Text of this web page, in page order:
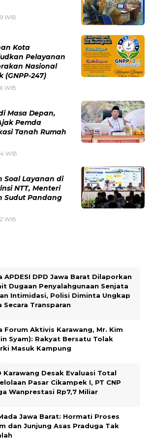
WIB
Kota
Pelayanan
Nasional
(GNPP-247)
WIB
Masa Depan,
Pemda
Tanah Rumah
WIB
Soal Layanan di
NTT, Menteri
Sudut Pandang
WIB
APDESI DPD Jawa Barat Dilaporkan
Dugaan Penyalahgunaan Senjata
Intimidasi, Polisi Diminta Ungkap
Secara Transparan
Forum Aktivis Karawang, Mr. Kim
Syam): Rakyat Bersatu Tolak
Masuk Kampung
Karawang Desak Evaluasi Total
Pasar Cikampek I, PT CNP
Wanprestasi Rp7,7 Miliar
Jawa Barat: Hormati Proses
dan Junjung Asas Praduga Tak